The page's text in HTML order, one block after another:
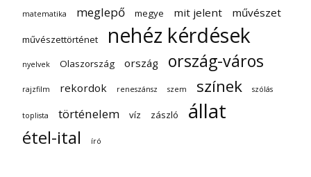
matematika meglepő megye mit jelent művészet
művészettörténet nehéz kérdések
nyelvek Olaszország ország ország-város
rajzfilm rekordok reneszánsz szem színek szólás
toplista történelem víz zászló állat
étel-ital író